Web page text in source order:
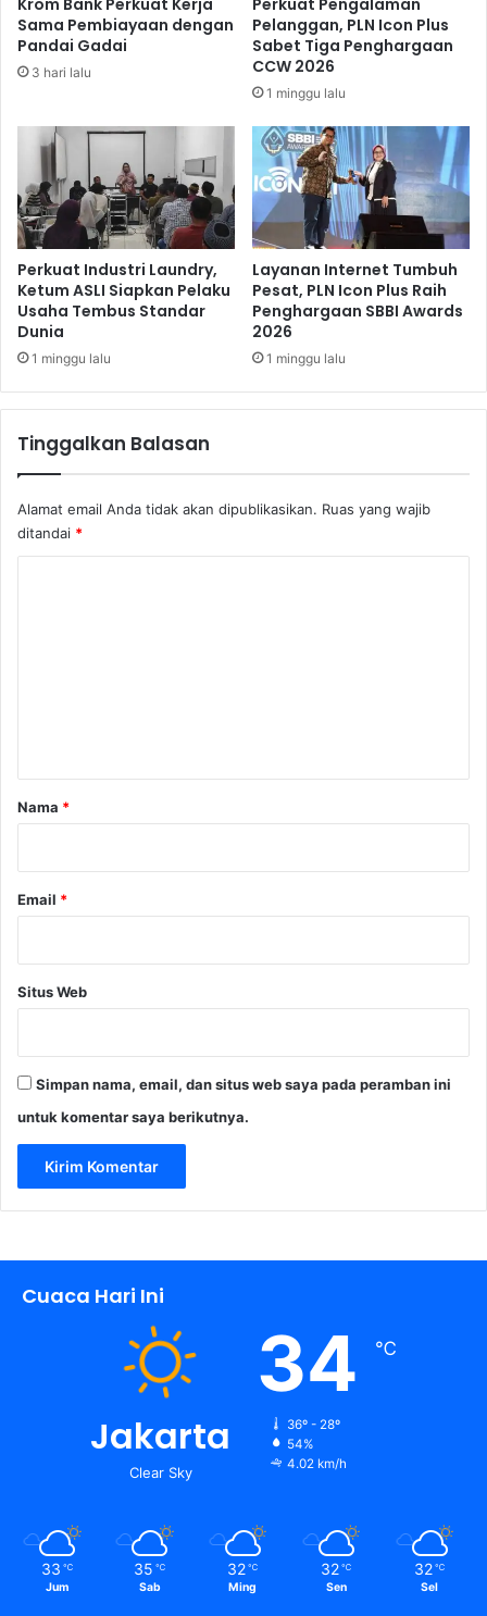
f
i
i
R
6
,
7
T
s
a
T
r
l
i
h
S
e
b
a
g
r
e
i
d
e
Krom Bank Perkuat Kerja
Sama Pembiayaan dengan
Pandai Gadai
3 hari lalu
Perkuat Pengalaman
Pelanggan, PLN Icon Plus
Sabet Tiga Penghargaan
CCW 2026
1 minggu lalu
Perkuat Industri Laundry,
Ketum ASLI Siapkan Pelaku
Usaha Tembus Standar
Dunia
1 minggu lalu
Layanan Internet Tumbuh
Pesat, PLN Icon Plus Raih
Penghargaan SBBI Awards
2026
1 minggu lalu
Tinggalkan Balasan
Alamat email Anda tidak akan dipublikasikan. Ruas yang wajib
ditandai *
r
Nama *
Email *
Situs Web
Simpan nama, email, dan situs web saya pada peramban ini
untuk komentar saya berikutnya.
Cuaca Hari Ini
Jakarta
Clear Sky
34 ℃
36º - 28º
54%
4.02 km/h
33 ℃
Jum
35 ℃
Sab
32 ℃
Ming
32 ℃
Sen
32 ℃
Sel